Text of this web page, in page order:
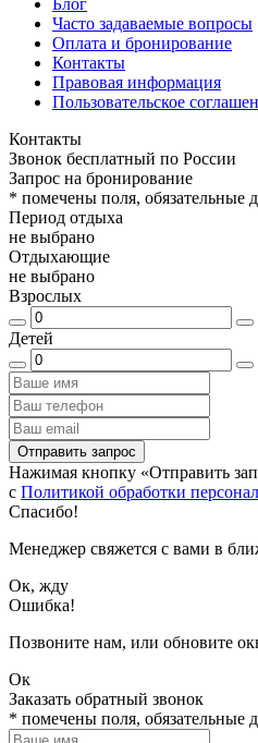
Часто задаваемые вопросы
Оплата и бронирование
Контакты
Правовая информация
Пользовательское
Контакты
Звонок бесплатный по России
Запрос на бронирование
* помечены поля, обязательные
Период отдыха
не выбрано
Отдыхающие
не выбрано
Взрослых
Детей
Отправить запрос
Нажимая кнопку «Отправить
с Политикой обработки
Спасибо!
Менеджер свяжется с вами в
Ок, жду
Ошибка!
Позвоните нам, или обновите
Ок
Заказать обратный звонок
* помечены поля, обязательные